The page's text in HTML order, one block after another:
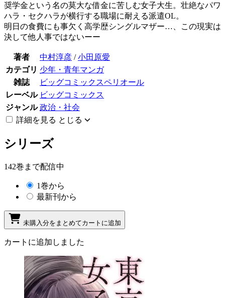
奨学金という名の莫大な借金に苦しむ女子大生。壮絶なパワ
ハラ・セクハラが横行する職場に耐える派遣OL。
明日の食費にも事欠く高学歴シングルマザー…、この現実は
決して他人事ではないーー
著者 中村淳彦 /小田原愛
カテゴリ 少年・青年マンガ
雑誌
ビッグコミックスペリオール
レーベル ビッグコミックス
ジャンル 政治・社会
詳細を見る とじる
シリーズ
142巻まで配信中
1巻から
最新刊から
未購入分をまとめてカートに追加
カートに追加しました